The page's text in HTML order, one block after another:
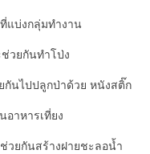
งกลุ่มทำงาน
กันทำโป่ง
ปปลูกป่าด้วย หนังสติ๊ก
หารเที่ยง
กันสร้างฝายชะลอน้ำ